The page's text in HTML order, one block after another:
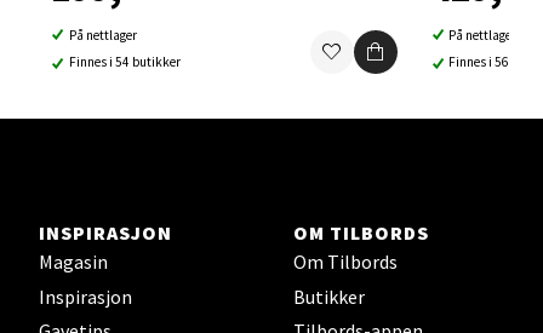
På nettlager
Finnes i 54 butikker
På nettlager
Finnes i 56
INSPIRASJON
Magasin
Inspirasjon
OM TILBORDS
Om Tilbords
Butikker
Åpent i dag 10-21
8 i butikk
Velg
Sortland - Sortland Storsenter
Strangata 26, 8400 Sortland
Åpent i dag 10-19